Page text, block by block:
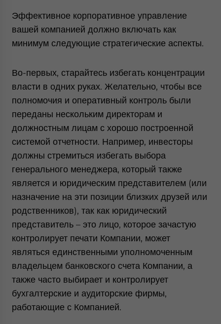
Эффективное корпоративное управление
вашей компанией должно включать как
минимум следующие стратегические аспекты.
Во-первых, старайтесь избегать концентрации
власти в одних руках. Желательно, чтобы все
полномочия и оперативный контроль были
переданы нескольким директорам и
должностным лицам с хорошо построенной
системой отчетности. Например, инвесторы
должны стремиться избегать выбора
генерального менеджера, который также
является и юридическим представителем (или
назначение на эти позиции близких друзей или
родственников), так как юридический
представитель – это лицо, которое зачастую
контролирует печати Компании, может
являться единственными уполномоченным
владельцем банковского счета Компании, а
также часто выбирает и контролирует
бухгалтерские и аудиторские фирмы,
работающие с Компанией.